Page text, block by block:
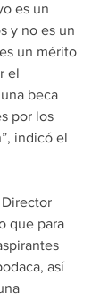
es un
y no es un
un mérito
el
beca
por los
indicó el
Director
que para
así